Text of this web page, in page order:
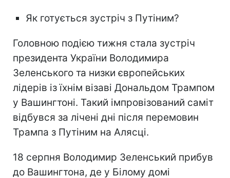
Як готується зустріч з Путіним?
Головною подією тижня стала зустріч
президента України Володимира
Зеленського та низки європейських
лідерів із їхнім візаві Дональдом Трампом
у Вашингтоні. Такий імпровізований саміт
відбувся за лічені дні після перемовин
Трампа з Путіним на Алясці.
18 серпня Володимир Зеленський прибув
до Вашингтона, де у Білому домі